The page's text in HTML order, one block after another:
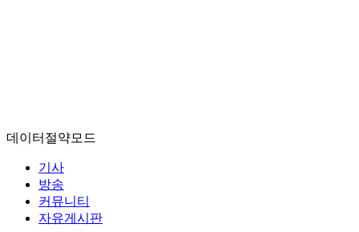
데이터절약모드
기사
방송
커뮤니티
자유게시판